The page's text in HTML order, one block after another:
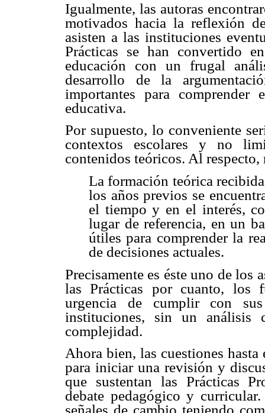
Igualmente, las autoras
motivados hacia la reflexión
asisten a las instituciones
Prácticas se han convertido
educación con un frugal
desarrollo de la
importantes para
educativa.
Por supuesto, lo conveniente
contextos escolares y no
contenidos teóricos. Al
La formación teórica
los años previos se
el tiempo y en el interés,
lugar de referencia, en un
útiles para comprender la
de decisiones actuales.
Precisamente es éste uno de los
las Prácticas por cuanto, los
urgencia de cumplir con
instituciones, sin un análisis
complejidad.
Ahora bien, las cuestiones
para iniciar una revisión y
que sustentan las Prácticas
debate pedagógico y
señales de cambio teniendo